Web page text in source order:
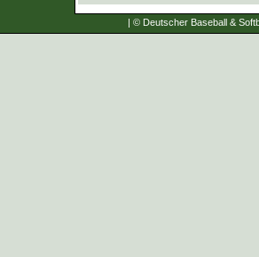
| © Deutscher Baseball &